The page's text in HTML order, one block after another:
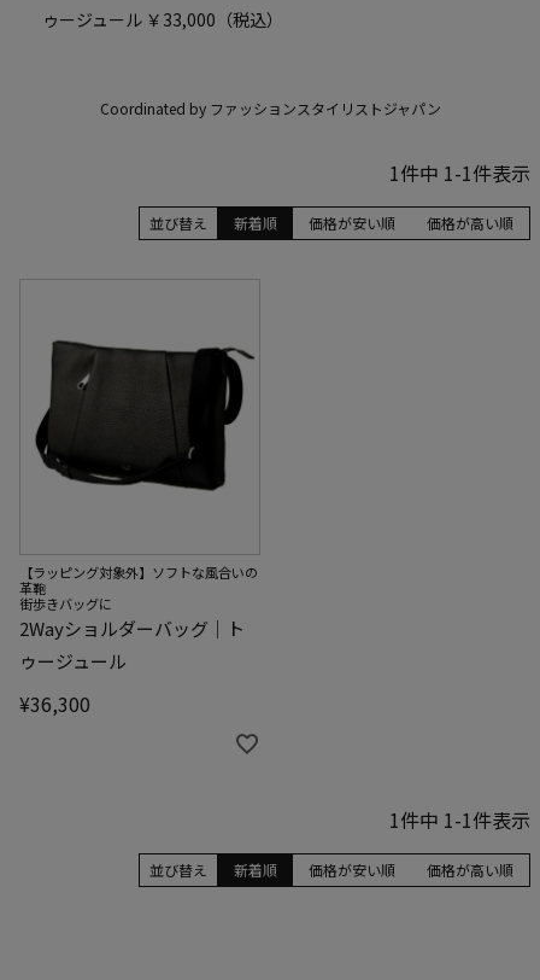
ゥージュール ￥33,000（税込）
Coordinated by ファッションスタイリストジャパン
並び替え 価格が安い順 価格が高い順
新着順
1件中 1-1件表示
【ラッピング対象外】ソフトな風合いの
革鞄
街歩きバッグに
2Wayショルダーバッグ｜ト
ゥージュール
¥36,300
並び替え 価格が安い順 価格が高い順
新着順
1件中 1-1件表示